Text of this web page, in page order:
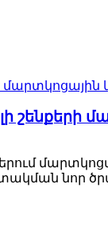
շենքերի
նոր